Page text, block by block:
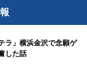
ラ」横浜金沢で念願ゲ
した話